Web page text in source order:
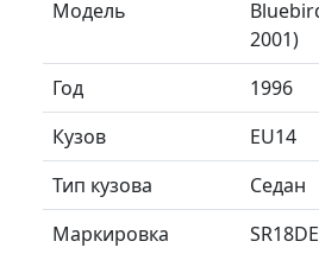
Модель
2001)
Год
1996
Кузов
EU14
Тип кузова
Седан
Маркировка
SR18DE